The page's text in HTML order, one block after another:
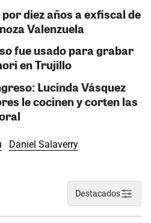
diez años a exfiscal de
Valenzuela
fue usado para grabar
en Trujillo
Lucinda Vásquez
le cocinen y corten las
Daniel Salaverry
Destacados